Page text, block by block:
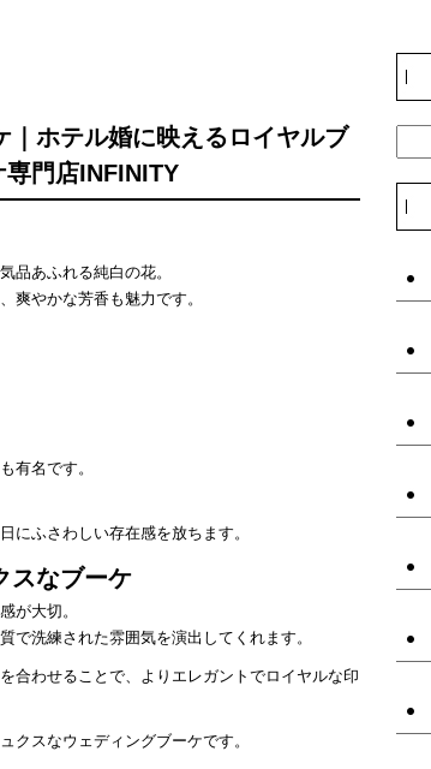
ホテル婚に映えるロイヤルブ
門店INFINITY
品あふれる純白の花。
爽やかな芳香も魅力です。
有名です。
にふさわしい存在感を放ちます。
スなブーケ
が大切。
で洗練された雰囲気を演出してくれます。
合わせることで、よりエレガントでロイヤルな印
クスなウェディングブーケです。